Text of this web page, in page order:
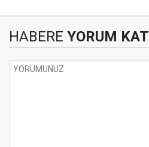
HABERE YORUM KAT